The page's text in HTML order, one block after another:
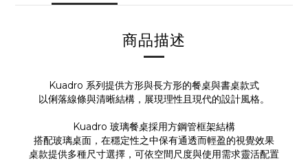
商品描述
Kuadro 系列提供方形與長方形的餐桌與書桌款式
以俐落線條與清晰結構，展現理性且現代的設計風格。
Kuadro 玻璃餐桌採用方鋼管框架結構
搭配玻璃桌面，在穩定性之中保有通透而輕盈的視覺效果
桌款提供多種尺寸選擇，可依空間尺度與使用需求靈活配置